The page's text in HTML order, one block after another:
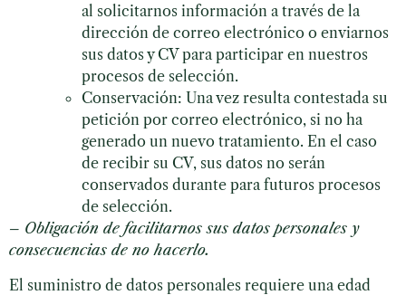
al solicitarnos información a través de la
dirección de correo electrónico o enviarnos
sus datos y CV para participar en nuestros
procesos de selección.
Conservación: Una vez resulta contestada su
petición por correo electrónico, si no ha
generado un nuevo tratamiento. En el caso
de recibir su CV, sus datos no serán
conservados durante para futuros procesos
de selección.
– Obligación de facilitarnos sus datos personales y
consecuencias de no hacerlo.
El suministro de datos personales requiere una edad